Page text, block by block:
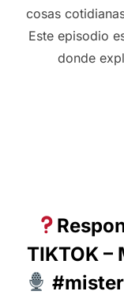
cosas
Este episodio
donde
TIKTOK –